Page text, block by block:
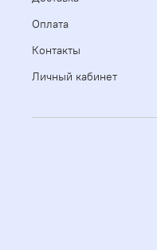
Оплата
Контакты
Личный кабинет